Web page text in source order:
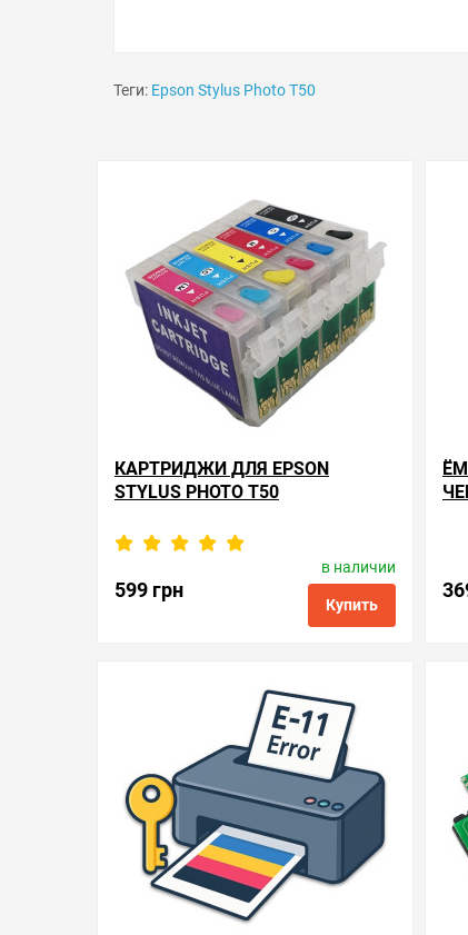
КАРТРИДЖИ ДЛЯ EPSON
STYLUS PHOTO T50
599 грн
Производитель:
re.t0821